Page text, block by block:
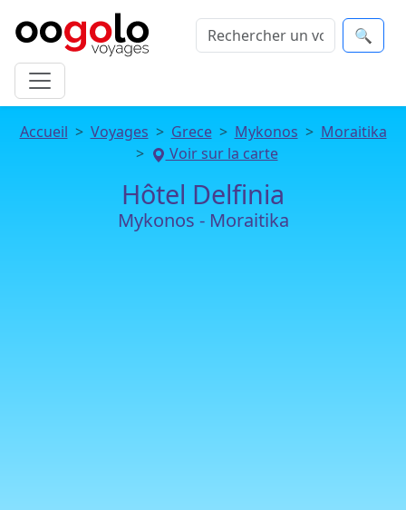
🔍
Accueil Voyages Grece Mykonos
Moraitika
Voir sur la carte
Hôtel Delfinia
Mykonos - Moraitika